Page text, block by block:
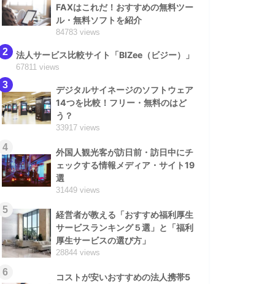
FAXはこれだ！おすすめの無料ツー
ル・無料ソフトを紹介
84783 views
2 法人サービス比較サイト「BIZee（ビジー）」
67811 views
3
デジタルサイネージのソフトウェア
14つを比較！フリー・無料のはど
う？
33917 views
4
外国人観光客が訪日前・訪日中にチ
ェックする情報メディア・サイト19
選
31449 views
5
経営者が教える「おすすめ福利厚生
サービスランキング５選」と「福利
厚生サービスの選び方」
28844 views
6
コストが安いおすすめの法人携帯5